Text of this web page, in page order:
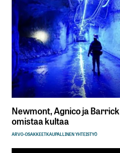
Newmont, Agnico ja
omistaa kultaa
ARVO-OSAKKEETKAUPALLINEN YHTEISTYÖ